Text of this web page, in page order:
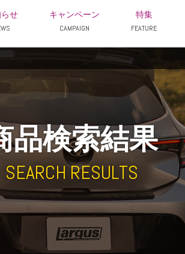
せ キャンペーン
CAMPAIGN
特集
FEATURE
品検索結果
SEARCH RESULTS